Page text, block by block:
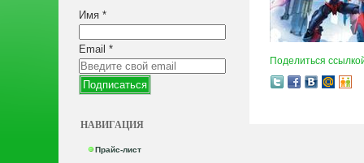
Имя *
Email *
НАВИГАЦИЯ
Прайс-лист
Поделиться